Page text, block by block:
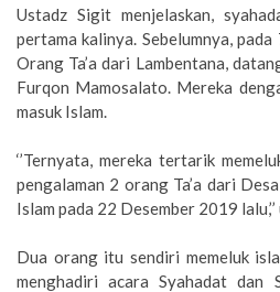
Ustadz Sigit menjelaskan,
pertama kalinya. Sebelumnya,
Orang Ta’a dari Lambentana,
Furqon Mamosalato. Mereka
masuk Islam.
‘’Ternyata, mereka tertarik
pengalaman 2 orang Ta’a dari
Islam pada 22 Desember 2019
Dua orang itu sendiri memeluk
menghadiri acara Syahadat dan